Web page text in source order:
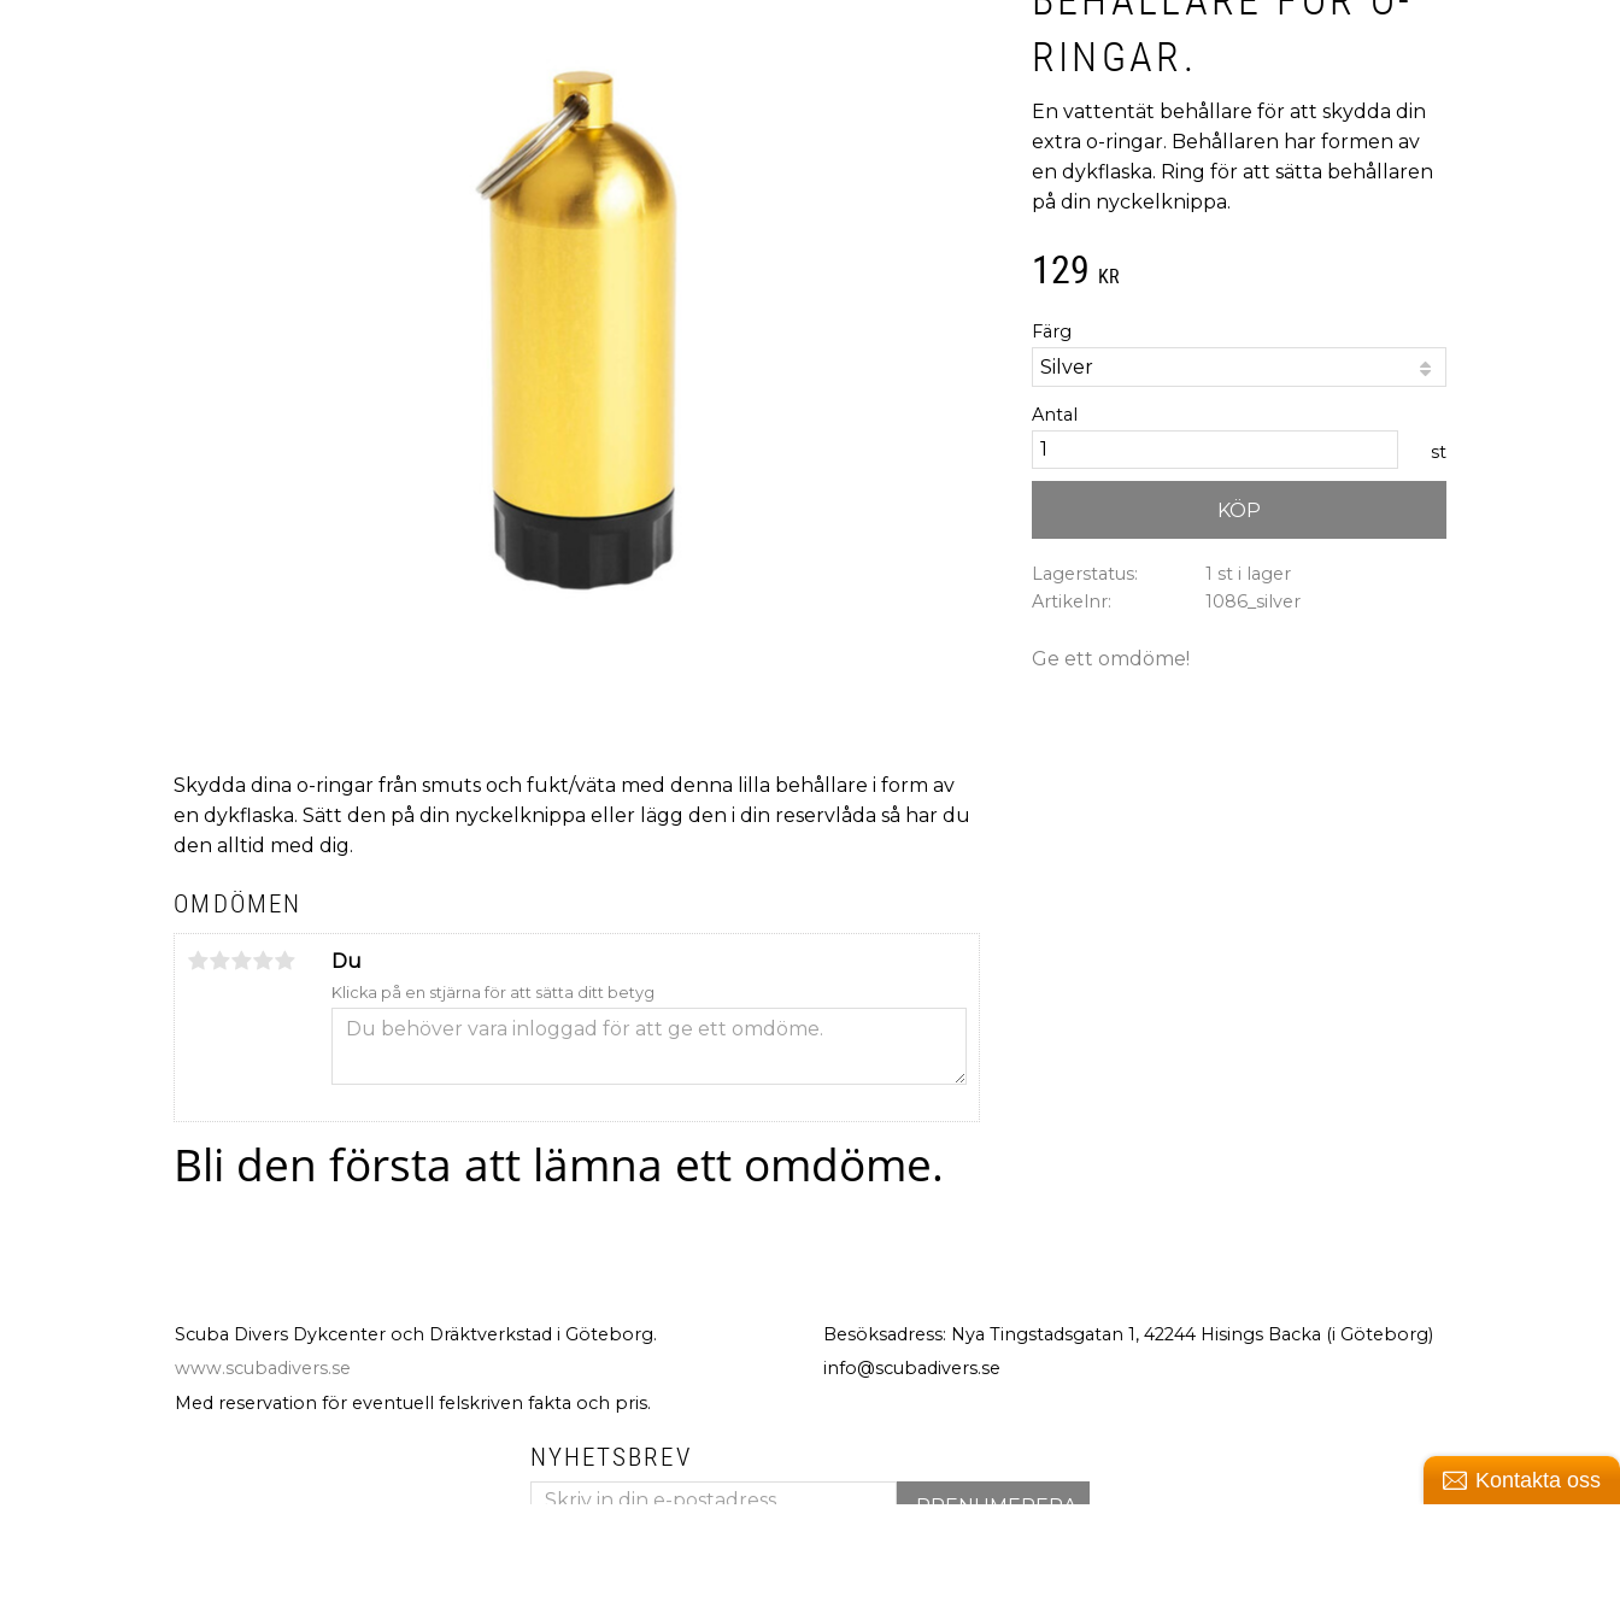
RINGAR.
En vattentät behållare för att skydda din
extra o-ringar. Behållaren har formen av
en dykflaska. Ring för att sätta behållaren
på din nyckelknippa.
129 KR
Färg
Antal
st
KÖP
Lagerstatus
1 st i lager
Artikelnr
1086_silver
Ge ett omdöme!
Skydda dina o-ringar från smuts och fukt/väta med denna lilla behållare i form av
en dykflaska. Sätt den på din nyckelknippa eller lägg den i din reservlåda så har du
den alltid med dig.
OMDÖMEN
Du
Klicka på en stjärna för att sätta ditt betyg
Bli den första att lämna ett omdöme.
Scuba Divers Dykcenter och Dräktverkstad i Göteborg.
www.scubadivers.se
Med reservation för eventuell felskriven fakta och pris.
Besöksadress: Nya Tingstadsgatan 1, 42244 Hisings Backa (i Göteborg)
info@scubadivers.se
NYHETSBREV
PRENUMERERA
Kontakta oss